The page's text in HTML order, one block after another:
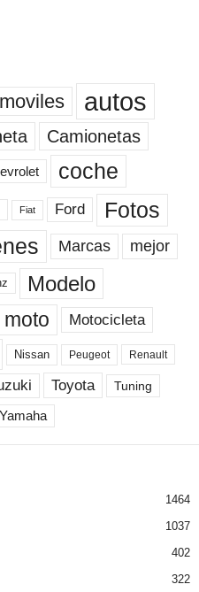
autos
Camionetas
coche
Fiat Ford Fotos
Marcas mejor
Modelo
moto Motocicleta
Nissan Peugeot Renault
Toyota Tuning
Yamaha
1464
1037
402
322